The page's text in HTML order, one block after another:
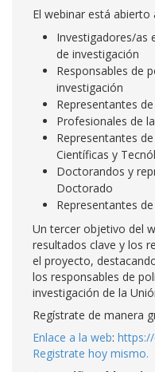
El webinar está abierto
Investigadores/as
de investigación
Responsables de
investigación
Representantes
Profesionales de
Representantes
Científicas y
Doctorandos y
Doctorado
Representantes
Un tercer objetivo del
resultados clave y los
el proyecto,
los responsables de
investigación de la
Regístrate de manera
Enlace a la web:
Registrate hoy mismo.